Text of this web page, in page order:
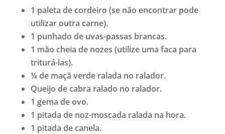
1 paleta de cordeiro (se não encontrar pode
utilizar outra carne).
1 punhado de uvas-passas brancas.
1 mão cheia de nozes (utilize uma faca para
triturá-las).
¼ de maçã verde ralada no ralador.
Queijo de cabra ralado no ralador.
1 gema de ovo.
1 pitada de noz-moscada ralada na hora.
1 pitada de canela.